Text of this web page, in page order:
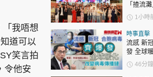
© 東周網 版權所有 . 不得轉載 ©Eastweek.com.hk.
「我唔想
道可以
笑言拍
令他安
「揸流
糖》 劇
爆場面感
1小時
時事直擊
流感 新冠 合胞病毒齊
發 全球
鏈 專
46分